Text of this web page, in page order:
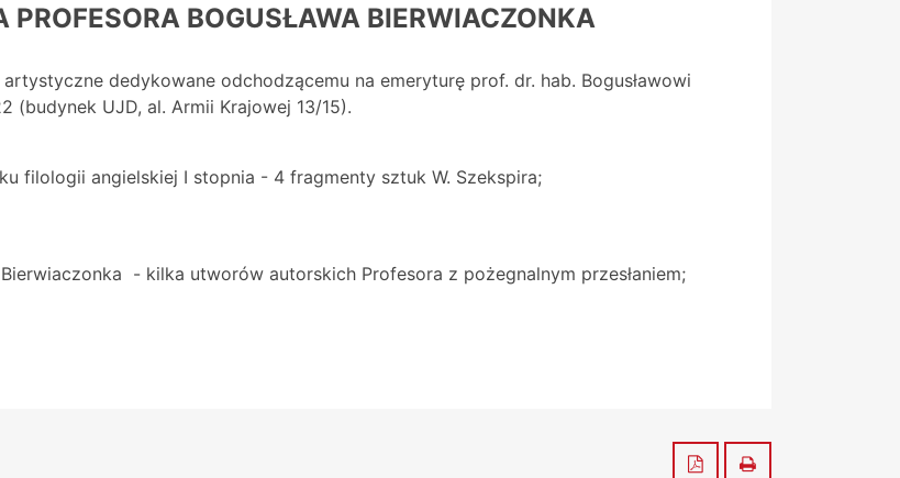
BOGUSŁAWA BIERWIACZONKA
dedykowane odchodzącemu na emeryturę prof. dr. hab. Bogusławowi
(budynek UJD, al. Armii Krajowej 13/15).
filologii angielskiej I stopnia - 4 fragmenty sztuk W. Szekspira;
- kilka utworów autorskich Profesora z pożegnalnym przesłaniem;
Zapisz do PDF
Drukuj